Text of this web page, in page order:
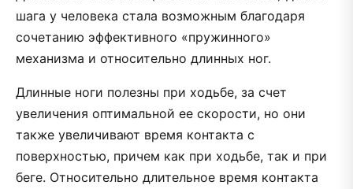
шага у человека стала возможным благодаря
сочетанию эффективного «пружинного»
механизма и относительно длинных ног.
Длинные ноги полезны при ходьбе, за счет
увеличения оптимальной ее скорости, но они
также увеличивают время контакта с
поверхностью, причем как при ходьбе, так и при
беге. Относительно длительное время контакта